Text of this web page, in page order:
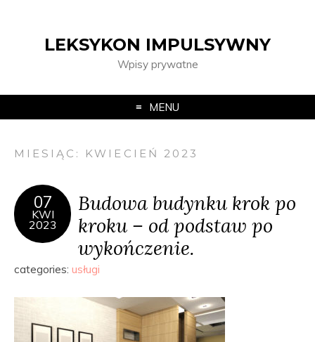
LEKSYKON IMPULSYWNY
Wpisy prywatne
MENU
MIESIĄC: KWIECIEŃ 2023
07
KWI
2023
Budowa budynku krok po
kroku – od podstaw po
wykończenie.
categories: usługi